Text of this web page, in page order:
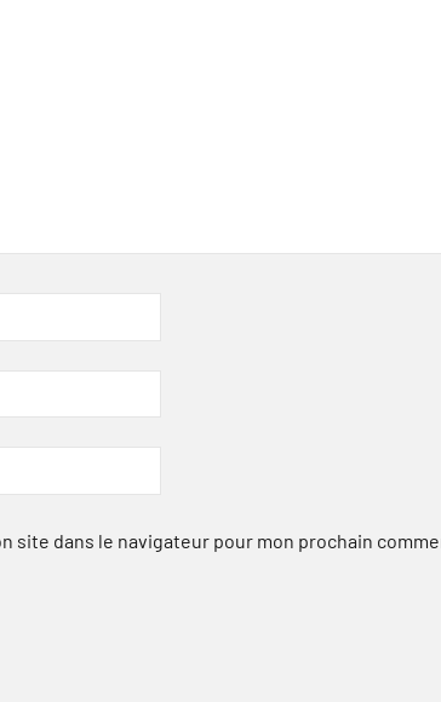
site dans le navigateur pour mon prochain